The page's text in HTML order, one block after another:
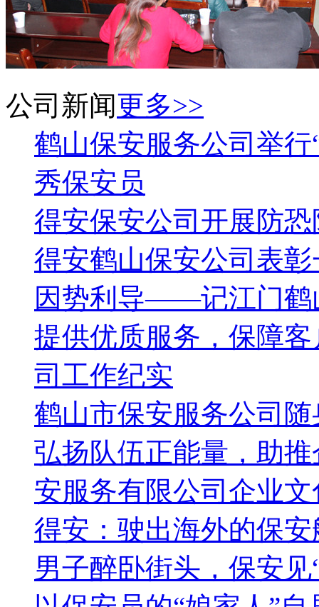
公司新闻更多>>
鹤山保安服务公司举
秀保安员
得安保安公司开展防
得安鹤山保安公司表
因势利导——记江门鹤
提供优质服务，保障
司工作纪实
鹤山市保安服务公司
弘扬队伍正能量，助
安服务有限公司企业
得安：驶出海外的保安
男子醉卧街头，保安见